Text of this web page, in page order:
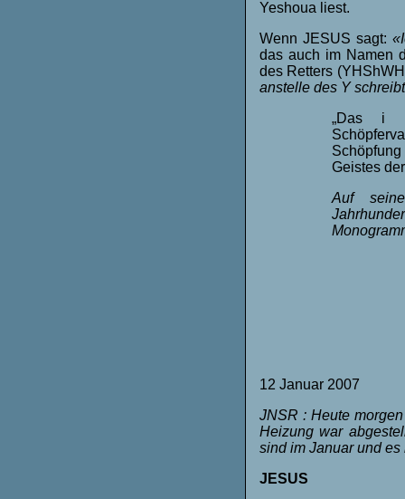
Yeshoua liest.
Wenn JESUS sagt:
das auch im Namen
des Retters
anstelle des Y
„Das i
Geistes
Auf
12 Januar 2007
JNSR : Heute
Heizung war
sind im Januar und
JESUS